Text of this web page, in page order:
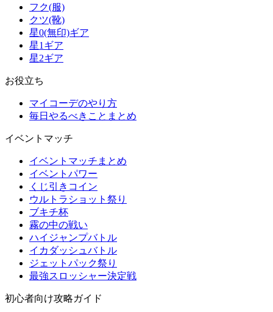
フク(服)
クツ(靴)
星0(無印)ギア
星1ギア
星2ギア
お役立ち
マイコーデのやり方
毎日やるべきことまとめ
イベントマッチ
イベントマッチまとめ
イベントパワー
くじ引きコイン
ウルトラショット祭り
ブキチ杯
霧の中の戦い
ハイジャンプバトル
イカダッシュバトル
ジェットパック祭り
最強スロッシャー決定戦
初心者向け攻略ガイド